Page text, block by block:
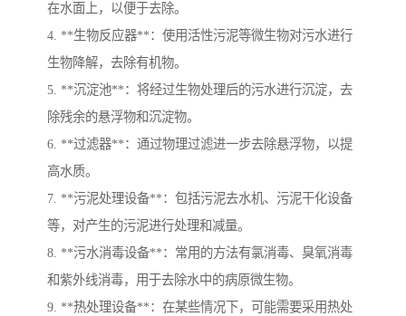
在水面上，以便于去除。
4. **生物反应器**：使用活性污泥等微生物对污水进行
生物降解，去除有机物。
5. **沉淀池**：将经过生物处理后的污水进行沉淀，去
除残余的悬浮物和沉淀物。
6. **过滤器**：通过物理过滤进一步去除悬浮物，以提
高水质。
7. **污泥处理设备**：包括污泥去水机、污泥干化设备
等，对产生的污泥进行处理和减量。
8. **污水消毒设备**：常用的方法有氯消毒、臭氧消毒
和紫外线消毒，用于去除水中的病原微生物。
9. **热处理设备**：在某些情况下，可能需要采用热处